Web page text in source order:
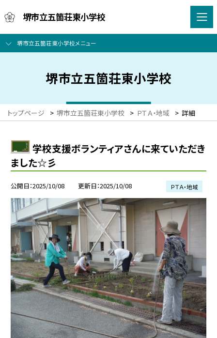
堺市立五箇荘東小学校
堺市立五箇荘東小学校メニュー
堺市立五箇荘東小学校
トップページ > 堺市立五箇荘東小学校 > ＰＴＡ・地域 > 詳細
学校支援ボランティアさんに来ていただき
ました☆彡
公開日 2025/10/08 更新日 2025/10/08 ＰＴＡ・地域